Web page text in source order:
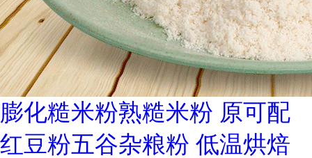
膨化糙米粉熟糙米粉 原可配
红豆粉五谷杂粮粉 低温烘焙